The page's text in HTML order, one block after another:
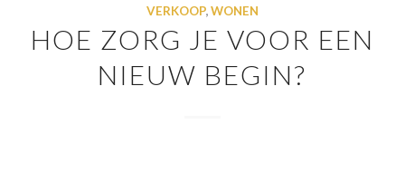
VERKOOP,WONEN
HOE ZORG JE VOOR EEN
NIEUW BEGIN?